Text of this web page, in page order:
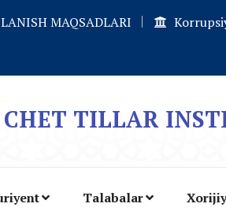
MAQSADLARI
CHET TILLAR
Talabalar